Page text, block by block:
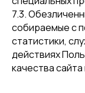
7.3.
собираемые с
статистики,
действиях
качества